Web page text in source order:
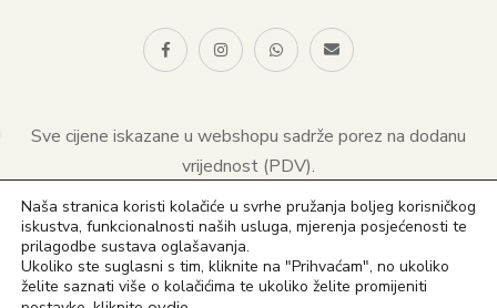
Sve cijene iskazane u webshopu sadrže porez na dodanu
vrijednost (PDV).
© 2021 Naklada sv. Antuna. Sva prava pridržana
(+385) 1 4828 823
Naša stranica koristi kolačiće u svrhe pružanja boljeg korisničkog
iskustva, funkcionalnosti naših usluga, mjerenja posjećenosti te
prilagodbe sustava oglašavanja.
Ukoliko ste suglasni s tim, kliknite na "Prihvaćam", no ukoliko
želite saznati više o kolačićima te ukoliko želite promijeniti